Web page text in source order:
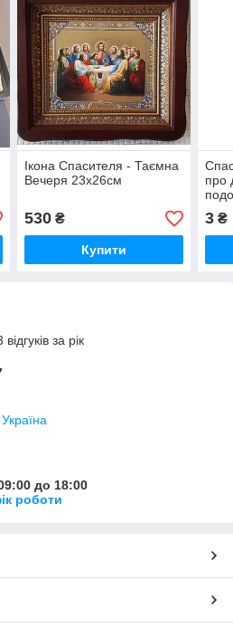
Ікона Спасителя - Таємна
Вечеря 23х26см
530₴
Купити
про
3 ₴
за рік
до 18:00
роботи